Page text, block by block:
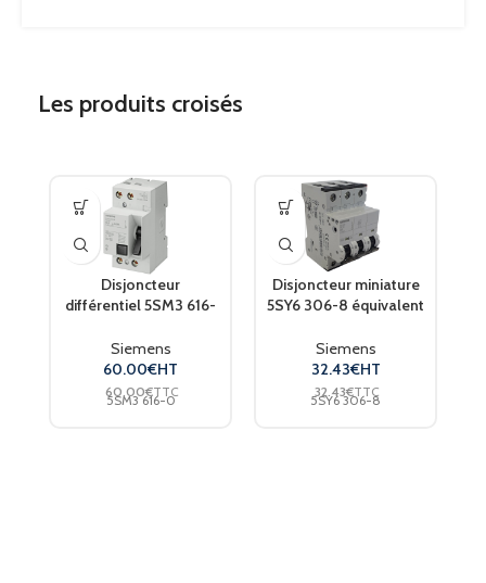
Les produits croisés
Disjoncteur
différentiel 5SM3 616-
SIEMENS
Siemens
60.00€HT
60.00€TTC
5SM3 616-0
Disjoncteur miniature
5SY6 306-8 équivalent
Siemens
32.43€HT
32.43€TTC
5SY6 306-8